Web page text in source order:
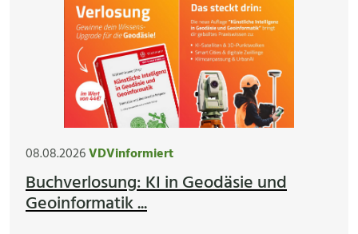
08.08.2026VDVinformiert
Buchverlosung: KI in Geodäsie und
Geoinformatik ...